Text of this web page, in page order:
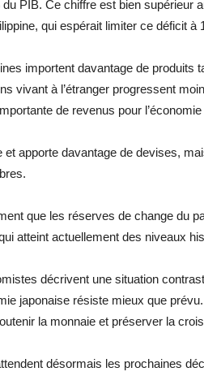
PIB. Ce chiffre est bien supérieur
qui espérait limiter ce déficit à
importent davantage de produits
vivant à l’étranger progressent
de revenus pour
et apporte davantage de devises,
que les réserves de change du
atteint actuellement des niveaux
décrivent une situation
japonaise résiste mieux que
la monnaie et préserver la
désormais les prochaines